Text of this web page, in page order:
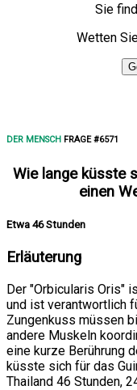
Sie
Wetten
DER MENSCH FRAGE #6571
Wie lange küsste
einen
Etwa 46 Stunden
Erläuterung
Der "Orbicularis Oris"
und ist verantwortlich
Zungenkuss müssen
andere Muskeln
eine kurze Berührung
küsste sich für das
Thailand 46 Stunden,